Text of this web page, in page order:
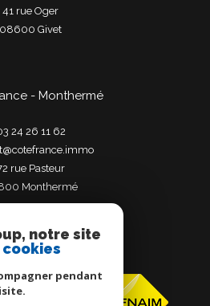
41 rue Oger
08600
givet
- Monthermé
24 26 11 62
rue Pasteur
monthermé
Adhérents
notre site
pendant